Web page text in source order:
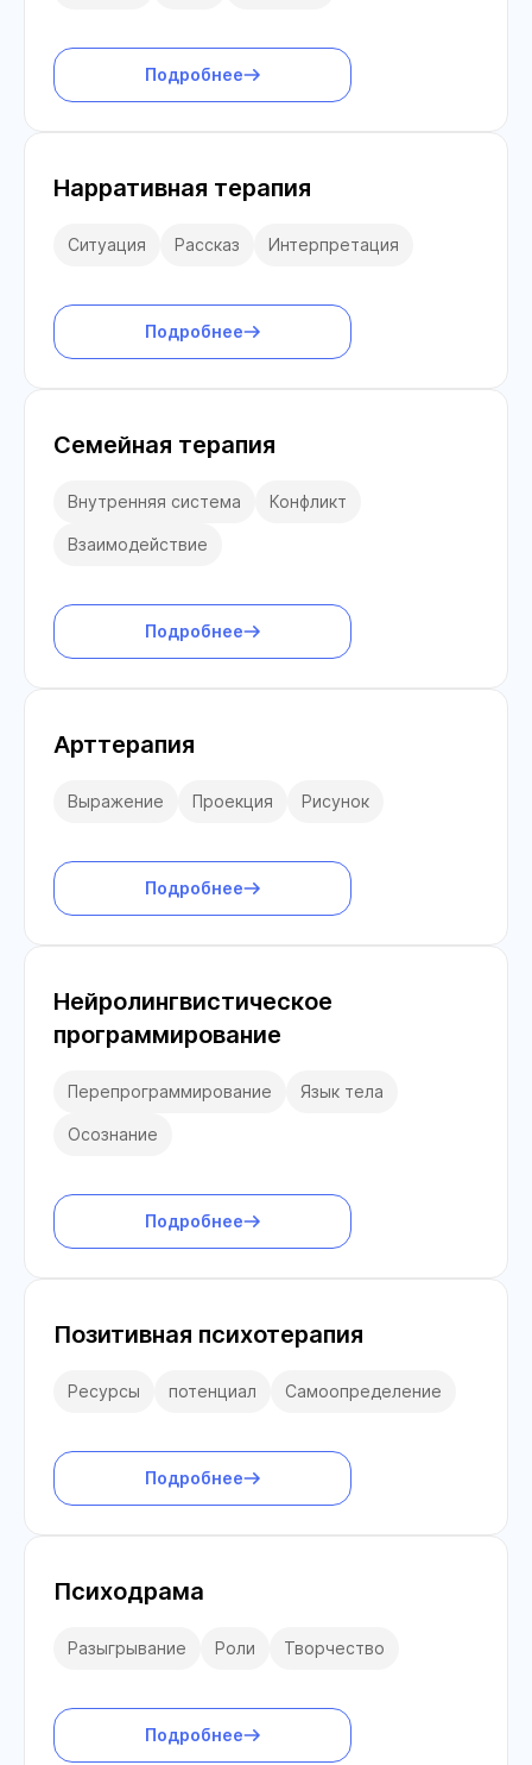
Подробнее
Нарративная терапия
Ситуация Рассказ Интерпретация
Подробнее
Семейная терапия
Внутренняя система Конфликт
Взаимодействие
Подробнее
Арттерапия
Выражение Проекция Рисунок
Подробнее
Нейролингвистическое
программирование
Перепрограммирование Язык тела
Осознание
Подробнее
Позитивная психотерапия
Ресурсы потенциал Самоопределение
Подробнее
Психодрама
Разыгрывание Роли Творчество
Подробнее